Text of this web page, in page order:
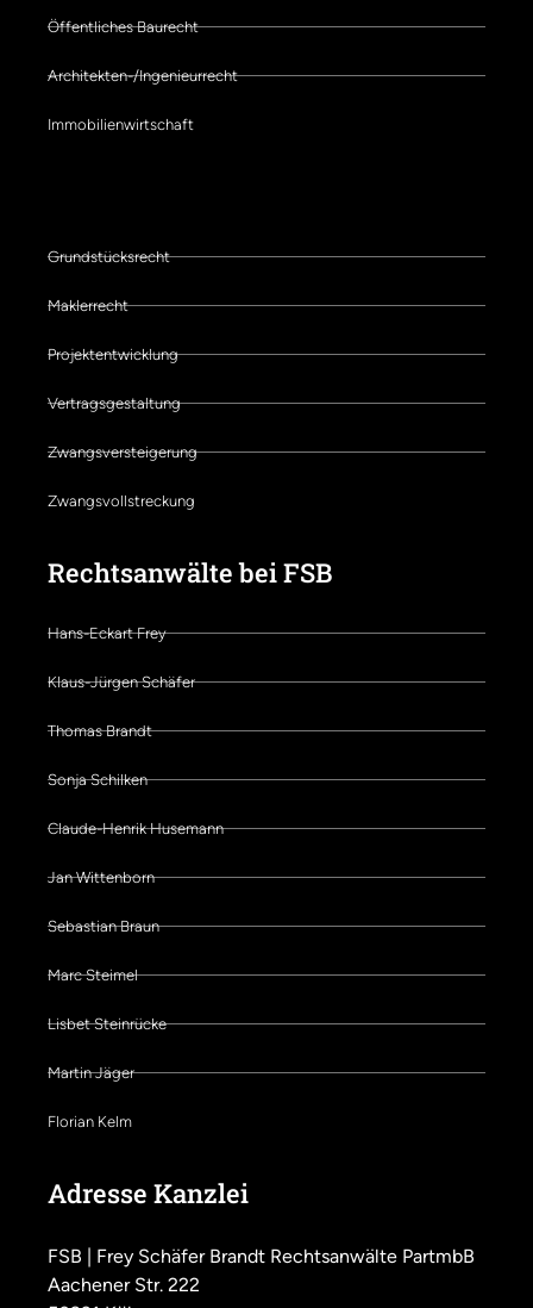
Öffentliches Baurecht
Architekten-/Ingenieurrecht
Immobilienwirtschaft
Grundstücksrecht
Maklerrecht
Projektentwicklung
Vertragsgestaltung
Zwangsversteigerung
Zwangsvollstreckung
Rechtsanwälte bei FSB
Hans-Eckart Frey
Klaus-Jürgen Schäfer
Thomas Brandt
Sonja Schilken
Claude-Henrik Husemann
Jan Wittenborn
Sebastian Braun
Marc Steimel
Lisbet Steinrücke
Martin Jäger
Florian Kelm
Adresse Kanzlei
FSB | Frey Schäfer Brandt Rechtsanwälte PartmbB
Aachener Str. 222